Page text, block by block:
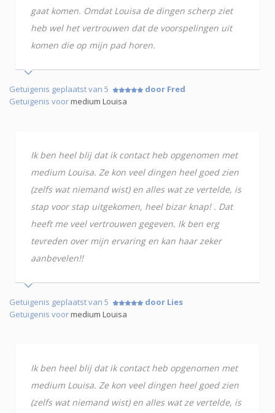
gaat komen. Omdat Louisa de dingen scherp ziet
heb wel het vertrouwen dat de voorspelingen uit
komen die op mijn pad horen.
Getuigenis geplaatst van 5
door Fred
Getuigenis voormedium Louisa
Ik ben heel blij dat ik contact heb opgenomen met
medium Louisa. Ze kon veel dingen heel goed zien
(zelfs wat niemand wist) en alles wat ze vertelde, is
stap voor stap uitgekomen, heel bizar knap! . Dat
heeft me veel vertrouwen gegeven. Ik ben erg
tevreden over mijn ervaring en kan haar zeker
aanbevelen!!
Getuigenis geplaatst van 5
door Lies
Getuigenis voormedium Louisa
Ik ben heel blij dat ik contact heb opgenomen met
medium Louisa. Ze kon veel dingen heel goed zien
(zelfs wat niemand wist) en alles wat ze vertelde, is